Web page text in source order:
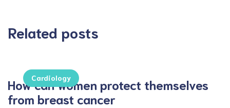
Related posts
Cardiology
How can women protect themselves
from breast cancer